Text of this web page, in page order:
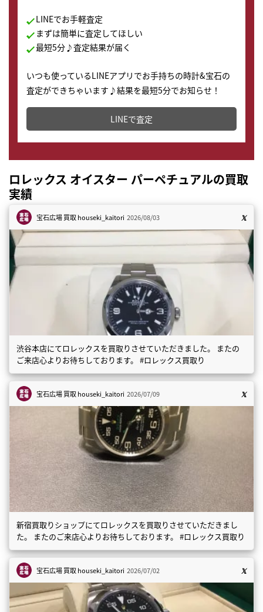
LINEでお手軽査定
まずは簡単に査定してほしい
最短5分♪査定結果が届く
いつも使っているLINEアプリでお手持ちの時計&宝石の
査定ができちゃいます♪結果を最短5分でお知らせ！
どこからでもすぐに査定金額を知ることが出来ます。
LINEで査定
ロレックス オイスター パーペチュアルの買取
実績
宝石広場 買取houseki_kaitori 2026/08/03
渋谷本店にてロレックスを買取りさせていただきました。 またの
ご来店心よりお待ちしております。 #ロレックス買取り
宝石広場 買取houseki_kaitori 2026/07/09
新宿買取りショップにてロレックスを買取りさせていただきまし
た。 またのご来店心よりお待ちしております。 #ロレックス買取り
宝石広場 買取houseki_kaitori 2026/07/02